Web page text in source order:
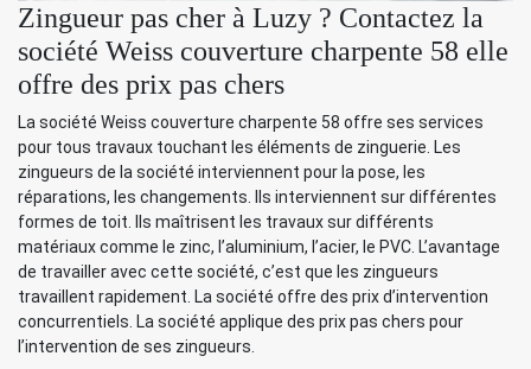
Zingueur pas cher à Luzy ? Contactez la
société Weiss couverture charpente 58 elle
offre des prix pas chers
La société Weiss couverture charpente 58 offre ses services
pour tous travaux touchant les éléments de zinguerie. Les
zingueurs de la société interviennent pour la pose, les
réparations, les changements. Ils interviennent sur différentes
formes de toit. Ils maîtrisent les travaux sur différents
matériaux comme le zinc, l’aluminium, l’acier, le PVC. L’avantage
de travailler avec cette société, c’est que les zingueurs
travaillent rapidement. La société offre des prix d’intervention
concurrentiels. La société applique des prix pas chers pour
l’intervention de ses zingueurs.